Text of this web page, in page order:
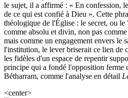
le sujet, il a affirmé : « En confession,
de ce qui est confié à Dieu ». Cette
théologique de l'Église : le secret, ou le
comme absolu et divin, non pas
mais comme un engagement envers le
l'institution, le lever briserait ce lien de
les fidèles d'un espace de repentir
principe qui a fondé l'opposition ferme
Bétharram, comme l'analyse en détail
<center>